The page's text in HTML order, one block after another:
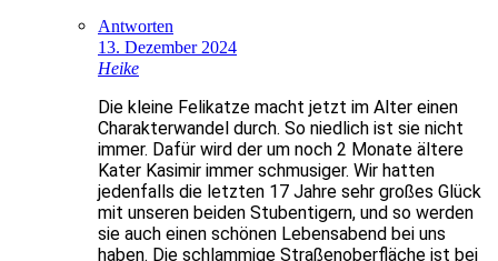
Antworten
13. Dezember 2024
Heike
Die kleine Felikatze macht jetzt im Alter einen
Charakterwandel durch. So niedlich ist sie nicht
immer. Dafür wird der um noch 2 Monate ältere
Kater Kasimir immer schmusiger. Wir hatten
jedenfalls die letzten 17 Jahre sehr großes Glück
mit unseren beiden Stubentigern, und so werden
sie auch einen schönen Lebensabend bei uns
haben. Die schlammige Straßenoberfläche ist bei